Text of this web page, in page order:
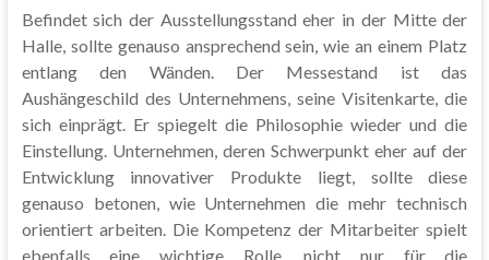
Befindet sich der Ausstellungsstand eher in der Mitte der
Halle, sollte genauso ansprechend sein, wie an einem Platz
entlang den Wänden. Der Messestand ist das
Aushängeschild des Unternehmens, seine Visitenkarte, die
sich einprägt. Er spiegelt die Philosophie wieder und die
Einstellung. Unternehmen, deren Schwerpunkt eher auf der
Entwicklung innovativer Produkte liegt, sollte diese
genauso betonen, wie Unternehmen die mehr technisch
orientiert arbeiten. Die Kompetenz der Mitarbeiter spielt
ebenfalls eine wichtige Rolle, nicht nur für die